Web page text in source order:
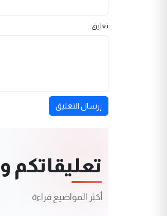
تعليق
إرسال التعليق
تعليقاتكم
أكثر المواضيع قراءة